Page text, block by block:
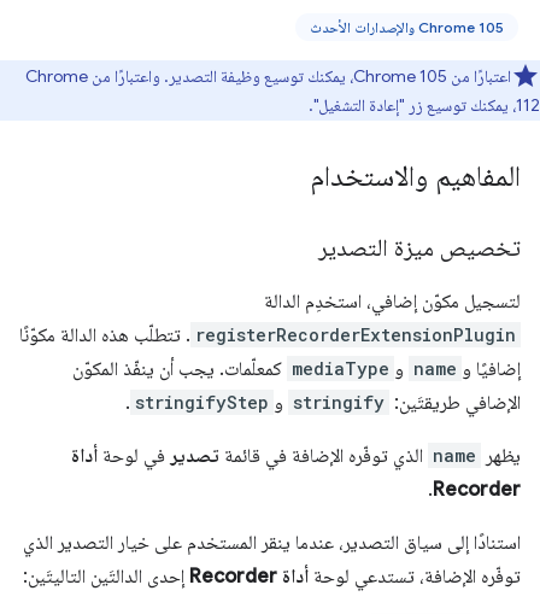
Chrome 105 والإصدارات الأحدث
اعتبارًا من Chrome 105، يمكنك توسيع وظيفة التصدير. واعتبارًا من Chrome
112، يمكنك توسيع زر "إعادة التشغيل".
المفاهيم والاستخدام
تخصيص ميزة التصدير
لتسجيل مكوّن إضافي، استخدِم الدالة
registerRecorderExtensionPlugin . تتطلّب هذه الدالة مكوّنًا
إضافيًا و name و mediaType كمعلّمات. يجب أن ينفّذ المكوّن
الإضافي طريقتَين: stringify و stringifyStep
.
يظهر name الذي توفّره الإضافة في قائمة تصدير في لوحة أداة
Recorder
.
استنادًا إلى سياق التصدير، عندما ينقر المستخدم على خيار التصدير الذي
توفّره الإضافة، تستدعي لوحة أداة Recorder إحدى الدالتَين التاليتَين: